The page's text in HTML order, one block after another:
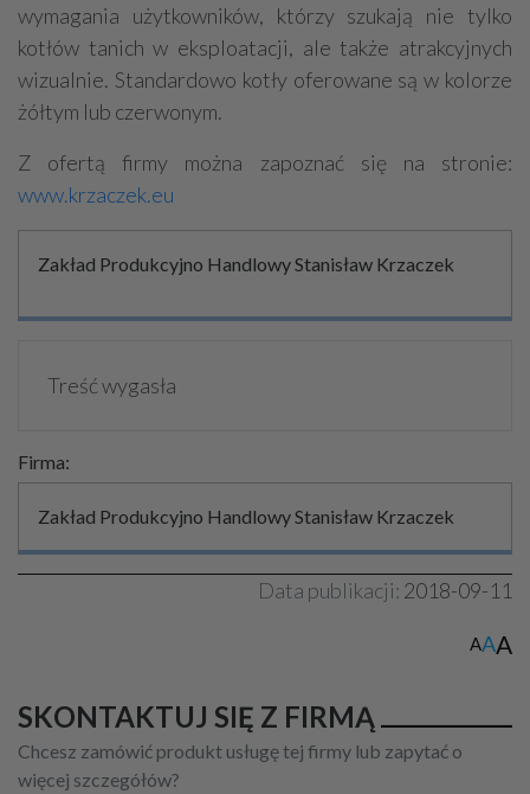
wymagania użytkowników, którzy szukają nie tylko
kotłów tanich w eksploatacji, ale także atrakcyjnych
wizualnie. Standardowo kotły oferowane są w kolorze
żółtym lub czerwonym.
Z ofertą firmy można zapoznać się na stronie:
www.krzaczek.eu
Zakład Produkcyjno Handlowy Stanisław Krzaczek
Treść wygasła
Firma:
Zakład Produkcyjno Handlowy Stanisław Krzaczek
Data publikacji: 2018-09-11
AAA
SKONTAKTUJ SIĘ Z FIRMĄ
Chcesz zamówić produkt usługę tej firmy lub zapytać o
więcej szczegółów?